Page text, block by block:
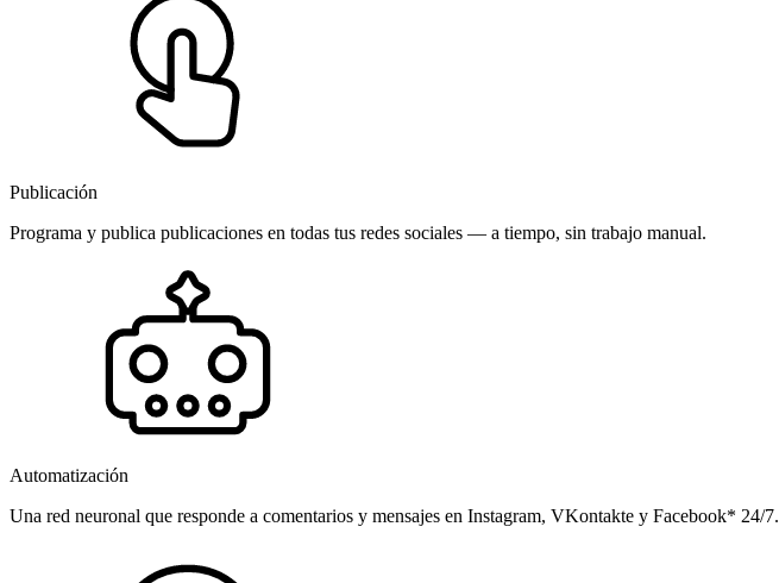
Publicación
Programa y publica publicaciones en todas tus redes sociales — a tiempo, sin trabajo manual.
Automatización
Una red neuronal que responde a comentarios y mensajes en Instagram, VKontakte y Facebook* 24/7.